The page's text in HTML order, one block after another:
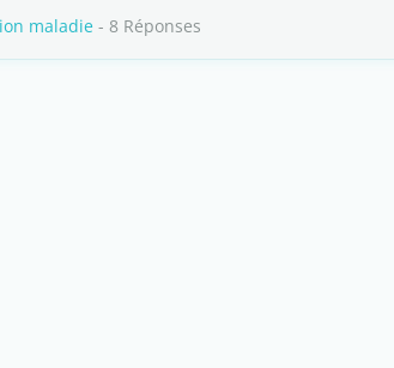
maladie - 8 Réponses